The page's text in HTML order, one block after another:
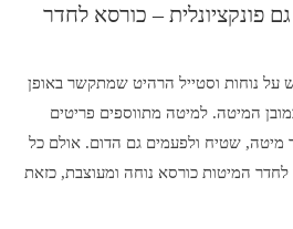
פונקציונלית – כורסא לחדר
על נוחות וסטייל הרהיט שמתקשר באופן
המיטה. למיטה מתווספים פריטים
מיטה, שטיח ולפעמים גם הדום. אולם כל
לחדר המיטות כורסא נוחה ומעוצבת, כזאת